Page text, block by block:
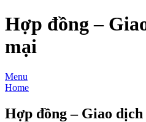
Hợp đồng –
mại
Menu
Home
Hợp đồng – Giao